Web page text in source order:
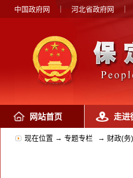
中国政府网 河北省政府网
网站首页 走进
现在位置 → 专题专栏 → 财政(务